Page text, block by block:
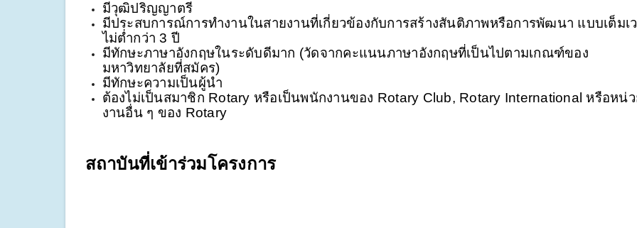
มีวุฒิปริญญาตรี
มีประสบการณ์การทำงานในสายงานที่เกี่ยวข้องกับการสร้างสันติภาพหรือการพัฒนา แบบเต็มเ
ไม่ต่ำกว่า 3 ปี
มีทักษะภาษาอังกฤษในระดับดีมาก (วัดจากคะแนนภาษาอังกฤษที่เป็นไปตามเกณฑ์ของ
มหาวิทยาลัยที่สมัคร)
มีทักษะความเป็นผู้นำ
ต้องไม่เป็นสมาชิก Rotary หรือเป็นพนักงานของ Rotary Club, Rotary International หรือหน่
งานอื่น ๆ ของ Rotary
สถาบันที่เข้าร่วมโครงการ